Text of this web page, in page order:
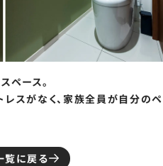
ペース。
スがなく、家族全員が自分のペ
覧に戻る